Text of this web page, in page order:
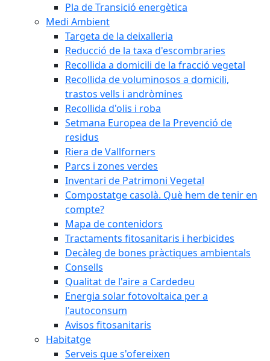
Pla de Transició energètica
Medi Ambient
Targeta de la deixalleria
Reducció de la taxa d'escombraries
Recollida a domicili de la fracció vegetal
Recollida de voluminosos a domicili,
trastos vells i andròmines
Recollida d'olis i roba
Setmana Europea de la Prevenció de
residus
Riera de Vallforners
Parcs i zones verdes
Inventari de Patrimoni Vegetal
Compostatge casolà. Què hem de tenir en
compte?
Mapa de contenidors
Tractaments fitosanitaris i herbicides
Decàleg de bones pràctiques ambientals
Consells
Qualitat de l'aire a Cardedeu
Energia solar fotovoltaica per a
l'autoconsum
Avisos fitosanitaris
Habitatge
Serveis que s'ofereixen